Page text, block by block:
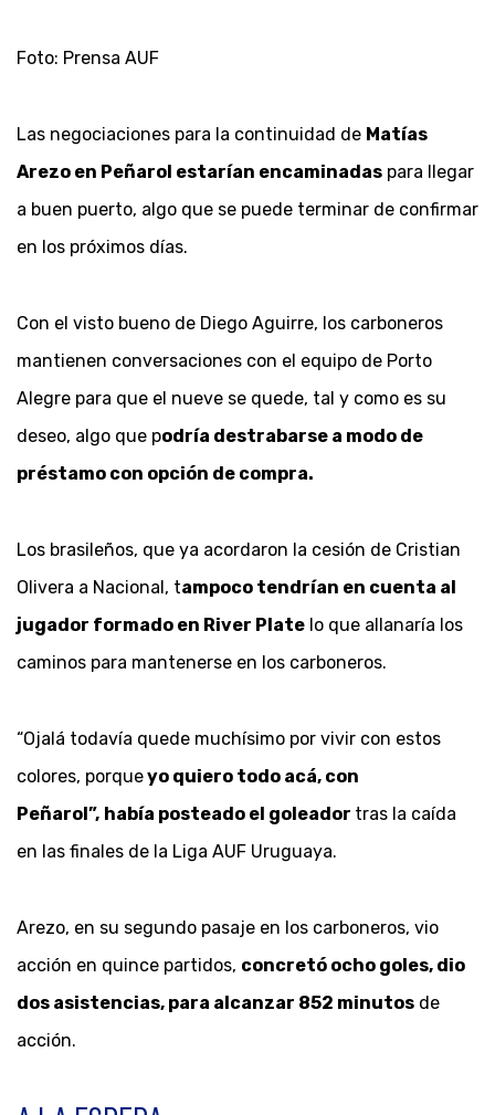
Foto: Prensa AUF
Las negociaciones para la continuidad de Matías
Arezo en Peñarol estarían encaminadas para llegar
a buen puerto, algo que se puede terminar de confirmar
en los próximos días.
Con el visto bueno de Diego Aguirre, los carboneros
mantienen conversaciones con el equipo de Porto
Alegre para que el nueve se quede, tal y como es su
deseo, algo que podría destrabarse a modo de
préstamo con opción de compra.
Los brasileños, que ya acordaron la cesión de Cristian
Olivera a Nacional, tampoco tendrían en cuenta al
jugador formado en River Plate lo que allanaría los
caminos para mantenerse en los carboneros.
“Ojalá todavía quede muchísimo por vivir con estos
colores, porqueyo quiero todo acá, con
Peñarol”, había posteado el goleador tras la caída
en las finales de la Liga AUF Uruguaya.
Arezo, en su segundo pasaje en los carboneros, vio
acción en quince partidos, concretó ocho goles, dio
dos asistencias, para alcanzar 852 minutos de
acción.